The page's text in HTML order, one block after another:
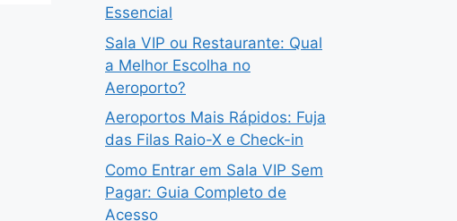
Essencial
Sala VIP ou Restaurante: Qual
a Melhor Escolha no
Aeroporto?
Aeroportos Mais Rápidos: Fuja
das Filas Raio-X e Check-in
Como Entrar em Sala VIP Sem
Pagar: Guia Completo de
Acesso